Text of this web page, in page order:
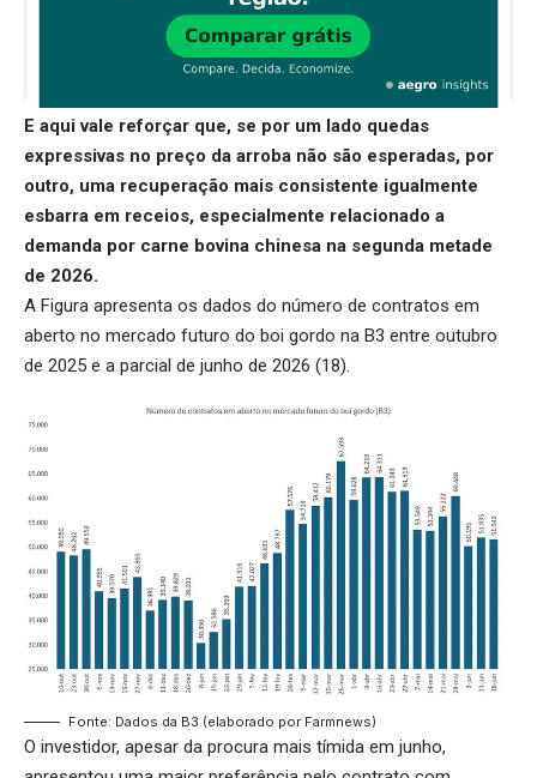
E aqui vale reforçar que, se por um lado quedas
expressivas no preço da arroba não são esperadas, por
outro, uma recuperação mais consistente igualmente
esbarra em receios, especialmente relacionado a
demanda por carne bovina chinesa na segunda metade
de 2026.
A Figura apresenta os dados do número de contratos em
aberto no mercado futuro do boi gordo na B3 entre outubro
de 2025 e a parcial de junho de 2026 (18).
Fonte: Dados da B3 (elaborado por Farmnews)
O investidor, apesar da procura mais tímida em junho,